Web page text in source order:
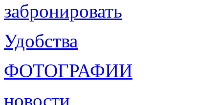
забронировать
Удобства
ФОТОГРАФИИ
новости